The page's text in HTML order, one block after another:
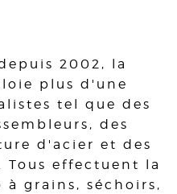
2002, la
plus d'une
tel que des
des
d'acier et des
Tous effectuent la
grains, séchoirs,